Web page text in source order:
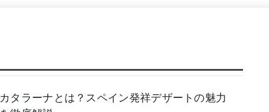
カタラーナとは？スペイン発祥デザートの魅力